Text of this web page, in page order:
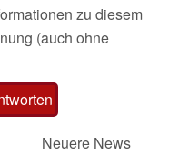
zu diesem
(auch ohne
Neuere News